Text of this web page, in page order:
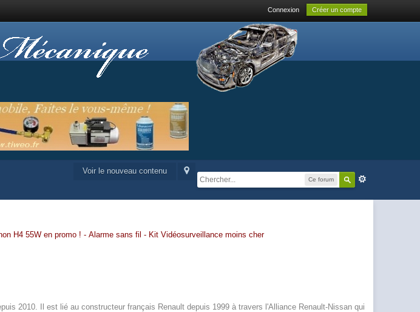
Connexion Créer un compte
Ce forum
Voir le nouveau contenu
H4 55W en promo ! - Alarme sans fil- Kit Vidéosurveillance moins cher
2010. Il est lié au constructeur français Renault depuis 1999 à travers l'Alliance Renault-Nissan qui